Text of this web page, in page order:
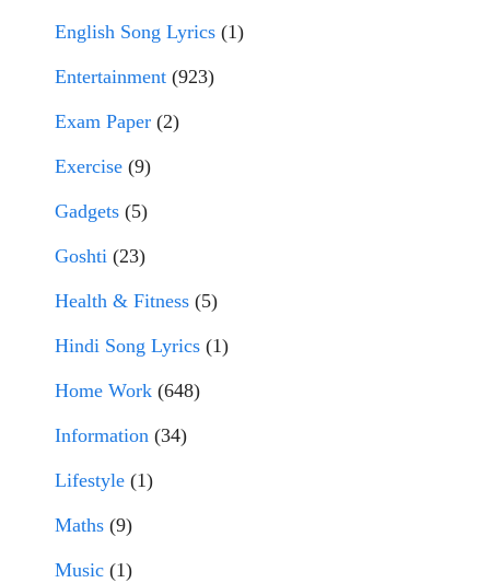
English Song Lyrics (1)
Entertainment (923)
Exam Paper (2)
Exercise (9)
Gadgets (5)
Goshti (23)
Health & Fitness (5)
Hindi Song Lyrics (1)
Home Work (648)
Information (34)
Lifestyle (1)
Maths (9)
Music (1)